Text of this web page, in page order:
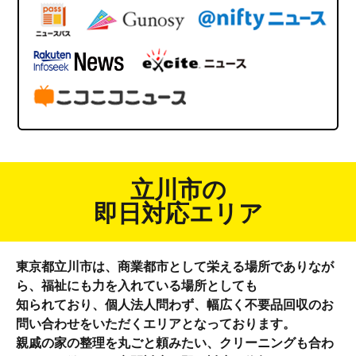
立川市の
即日対応エリア
東京都立川市は、商業都市として栄える場所でありなが
ら、福祉にも力を入れている場所としても
知られており、個人法人問わず、幅広く不要品回収のお
問い合わせをいただくエリアとなっております。
親戚の家の整理を丸ごと頼みたい、クリーニングも合わ